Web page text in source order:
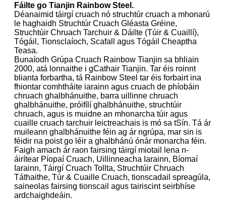
Fáilte go Tianjin Rainbow Steel.
Déanaimid táirgí cruach nó struchtúr cruach a mhonarú
le haghaidh Struchtúr Cruach Gléasta Gréine,
Struchtúir Chruach Tarchuir & Dáilte (Túir & Cuaillí),
Tógáil, Tionsclaíoch, Scafall agus Tógáil Cheaptha
Teasa.
Bunaíodh Grúpa Cruach Rainbow Tianjin sa bhliain
2000, atá lonnaithe i gCathair Tianjin. Tar éis roinnt
blianta forbartha, tá Rainbow Steel tar éis forbairt ina
fhiontar comhtháite iarainn agus cruach de phíobáin
chruach ghalbhánuithe, barra uillinne chruach
ghalbhánuithe, próifílí ghalbhánuithe, struchtúir
chruach, agus is muidne an mhonarcha túir agus
cuaille cruach tarchuir leictreachais is mó sa tSín. Tá ár
muileann ghalbhánuithe féin ag ár ngrúpa, mar sin is
féidir na poist go léir a ghalbhánú ónár monarcha féin.
Faigh amach ár raon fairsing táirgí miotail lena n-
áirítear Píopaí Cruach, Uillinneacha Iarainn, Bíomaí
Iarainn, Táirgí Cruach Tollta, Struchtúir Chruach
Táthaithe, Túr & Cuaille Cruach, tionscadail spreagúla,
saineolas fairsing tionscail agus tairiscint seirbhíse
ardchaighdeáin.